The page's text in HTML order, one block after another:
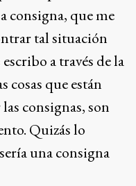
consigna, que me
tal situación
a través de la
cosas que están
consignas, son
Quizás lo
una consigna